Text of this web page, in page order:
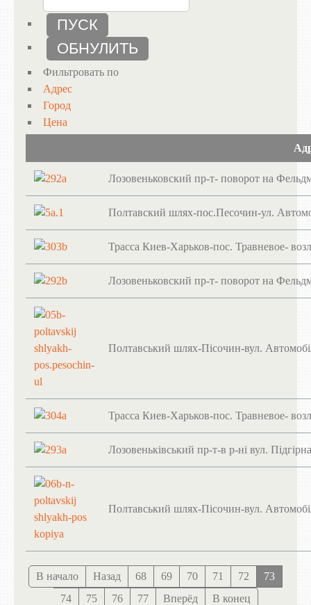
Фильтровать по
Адрес
Город
Цена
Лозовеньковский пр-т- поворот на
Полтавский шлях-пос.Песочин-ул.
Трасса Киев-Харьков-пос. Травневое-
Лозовеньковский пр-т- поворот на
Полтавський шлях-Пісочин-вул.
Трасса Киев-Харьков-пос. Травневое-
Лозовеньківський пр-т-в р-ні вул.
Полтавський шлях-Пісочин-вул.
В начало Назад 68 69 70 71 72
73
74
75 76 77 Вперёд В конец